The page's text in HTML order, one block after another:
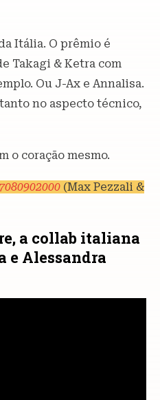
Itália. O prêmio é
Takagi & Ketra com
Ou J-Ax e Annalisa.
no aspecto técnico,
o coração mesmo.
7080902000 (Max Pezzali &
a collab italiana
e Alessandra